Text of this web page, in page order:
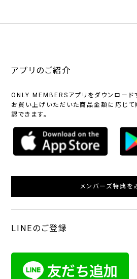
アプリのご紹介
ONLY MEMBERSアプリをダウンロード
お買い上げいただいた商品金額に応じて
認できます。
メンバーズ特典を
LINEのご登録